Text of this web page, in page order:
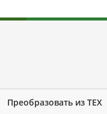
Преобразовать из TEX